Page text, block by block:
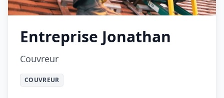
Entreprise Jonathan
Couvreur
COUVREUR